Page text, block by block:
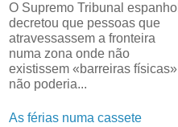
O Supremo Tribunal espanhol
decretou que pessoas que
atravessassem a fronteira
numa zona onde não
existissem «barreiras físicas»
não poderia...
As férias numa cassete